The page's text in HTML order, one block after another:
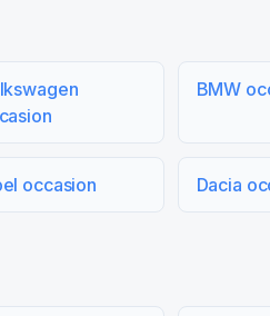
BMW
occasion Dacia